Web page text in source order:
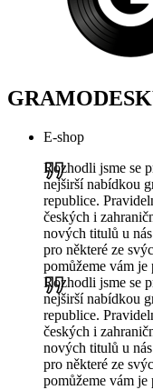
E-shop
Rozhodli jsme se
nejširší nabídkou
republice.
českých i
nových titulů u
pro některé ze
pomůžeme vám je
Rozhodli jsme se
nejširší nabídkou
republice.
českých i
nových titulů u
pro některé ze
pomůžeme vám je